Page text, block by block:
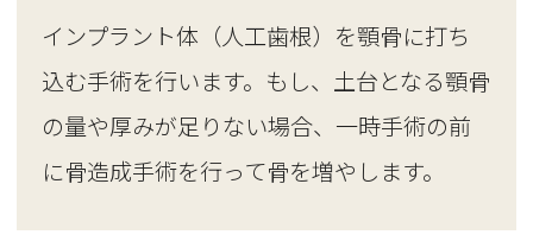
インプラント体（人工歯根）を顎骨に打ち
込む手術を行います。もし、土台となる顎骨
の量や厚みが足りない場合、一時手術の前
に骨造成手術を行って骨を増やします。